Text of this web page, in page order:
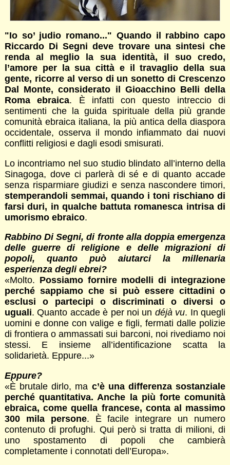
"Io so’ judio romano..." Quando il rabbino capo
Riccardo Di Segni deve trovare una sintesi che
renda al meglio la sua identità, il suo credo,
l’amore per la sua città e il travaglio della sua
gente, ricorre al verso di un sonetto di Crescenzo
Dal Monte, considerato il Gioacchino Belli della
Roma ebraica. È infatti con questo intreccio di
sentimenti che la guida spirituale della più grande
comunità ebraica italiana, la più antica della diaspora
occidentale, osserva il mondo infiammato dai nuovi
conflitti religiosi e dagli esodi smisurati.
Lo incontriamo nel suo studio blindato all’interno della
Sinagoga, dove ci parlerà di sé e di quanto accade
senza risparmiare giudizi e senza nascondere timori,
stemperandoli semmai, quando i toni rischiano di
farsi duri, in qualche battuta romanesca intrisa di
umorismo ebraico.
Rabbino Di Segni, di fronte alla doppia emergenza
delle guerre di religione e delle migrazioni di
popoli, quanto può aiutarci la millenaria
esperienza degli ebrei?
«Molto. Possiamo fornire modelli di integrazione
perché sappiamo che si può essere cittadini o
esclusi o partecipi o discriminati o diversi o
uguali. Quanto accade è per noi un déjà vu. In quegli
uomini e donne con valige e figli, fermati dalle polizie
di frontiera o ammassati sui barconi, noi rivediamo noi
stessi. E insieme all’identificazione scatta la
solidarietà. Eppure...»
Eppure?
«È brutale dirlo, ma c’è una differenza sostanziale
perché quantitativa. Anche la più forte comunità
ebraica, come quella francese, conta al massimo
300 mila persone. È facile integrare un numero
contenuto di profughi. Qui però si tratta di milioni, di
uno spostamento di popoli che cambierà
completamente i connotati dell’Europa».